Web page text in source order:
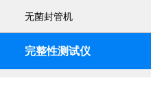
无菌封管机
完整性测试仪